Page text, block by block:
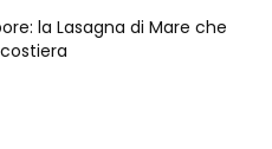
la Lasagna di Mare che